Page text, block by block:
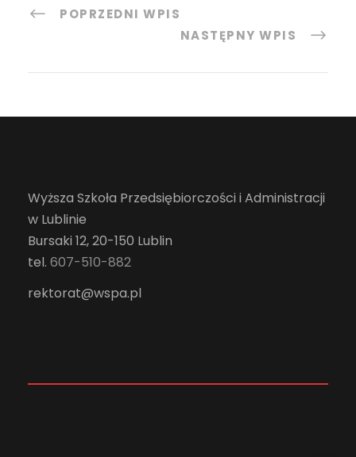
POPRZEDNI WPIS
NASTĘPNY WPIS
Wyższa Szkoła Przedsiębiorczości i Administracji
w Lublinie
Bursaki 12, 20-150 Lublin
tel. 607-510-882
rektorat@wspa.pl